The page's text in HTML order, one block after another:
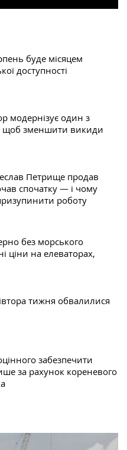
буде місяцем
доступності
модернізує один з
щоб зменшити викиди
Петрище продав
спочатку — і чому
роботу
без морського
ціни на елеваторах,
тижня обвалилися
забезпечити
за рахунок кореневого